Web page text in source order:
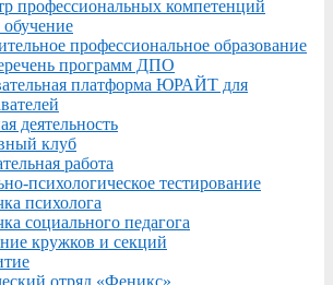
профессиональных компетенций
обучение
профессиональное образование
программ ДПО
платформа ЮРАЙТ для
деятельность
клуб
работа
психологическое тестирование
психолога
социального педагога
кружков и секций
отряд «Феникс»